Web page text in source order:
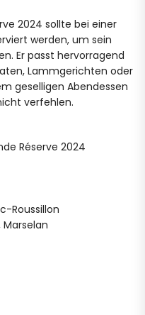
2024 sollte bei einer
werden, um sein
Er passt hervorragend
Lammgerichten oder
geselligen Abendessen
verfehlen.
Réserve 2024
Roussillon
Marselan